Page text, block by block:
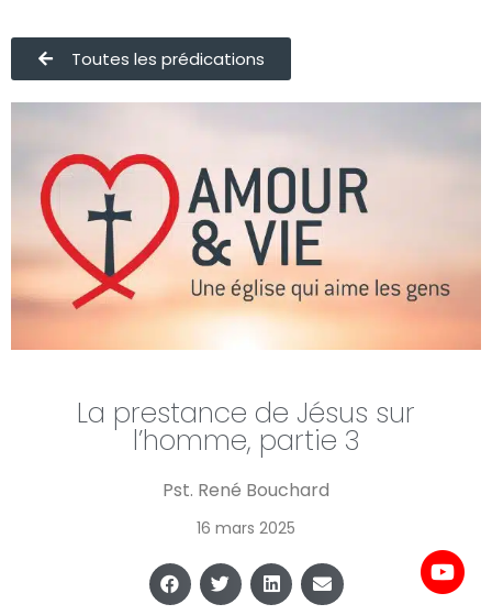
Toutes les prédications
La prestance de Jésus sur
l’homme, partie 3
Pst. René Bouchard
16 mars 2025